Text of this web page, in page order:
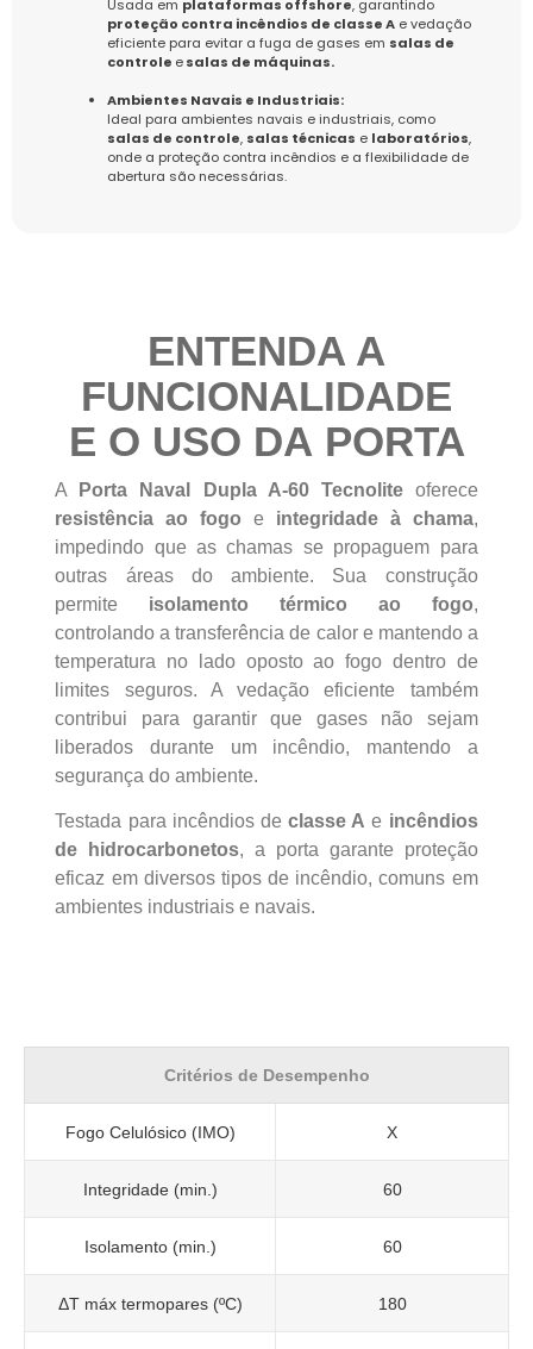
Usada em plataformas offshore, garantindo
proteção contra incêndios de classe A e vedação
eficiente para evitar a fuga de gases em salas de
controle esalas de máquinas.
Ambientes Navais e Industriais:
Ideal para ambientes navais e industriais, como
salas de controle, salas técnicas e laboratórios,
onde a proteção contra incêndios e a flexibilidade de
abertura são necessárias.
ENTENDA A
FUNCIONALIDADE
E O USO DA PORTA
A Porta Naval Dupla A-60 Tecnoliteoferece
resistência ao fogo e integridade à chama,
impedindo que as chamas se propaguem para
outras áreas do ambiente. Sua construção
permite isolamento térmico ao fogo,
controlando a transferência de calor e mantendo a
temperatura no lado oposto ao fogo dentro de
limites seguros. A vedação eficiente também
contribui para garantir que gases não sejam
liberados durante um incêndio, mantendo a
segurança do ambiente.
Testada para incêndios declasse A e incêndios
de hidrocarbonetos, a porta garante proteção
eficaz em diversos tipos de incêndio, comuns em
ambientes industriais e navais.
Critérios de Desempenho
Fogo Celulósico (IMO) X
Integridade (min.) 60
Isolamento (min.) 60
ΔT máx termopares (ºC) 180